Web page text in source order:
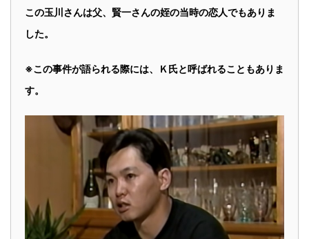
この玉川さんは父、賢一さんの姪の当時の恋人でもありま
した。
※この事件が語られる際には、Ｋ氏と呼ばれることもありま
す。